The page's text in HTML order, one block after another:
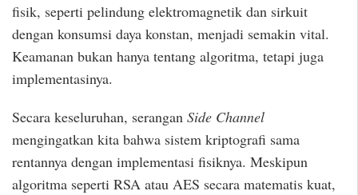
fisik, seperti pelindung elektromagnetik dan sirkuit
dengan konsumsi daya konstan, menjadi semakin vital.
Keamanan bukan hanya tentang algoritma, tetapi juga
implementasinya.
Secara keseluruhan, serangan Side Channel
mengingatkan kita bahwa sistem kriptografi sama
rentannya dengan implementasi fisiknya. Meskipun
algoritma seperti RSA atau AES secara matematis kuat,